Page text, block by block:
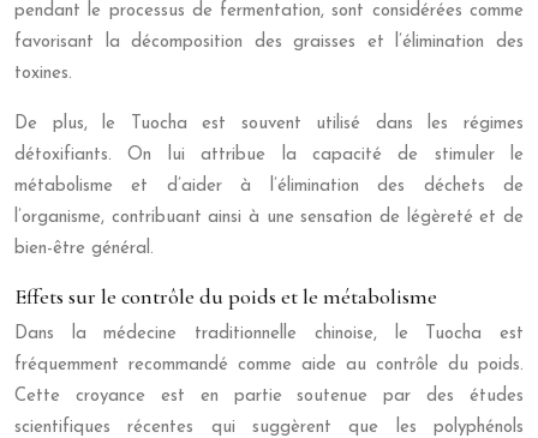
pendant le processus de fermentation, sont considérées comme
favorisant la décomposition des graisses et l’élimination des
toxines.
De plus, le Tuocha est souvent utilisé dans les régimes
détoxifiants. On lui attribue la capacité de stimuler le
métabolisme et d’aider à l’élimination des déchets de
l’organisme, contribuant ainsi à une sensation de légèreté et de
bien-être général.
Effets sur le contrôle du poids et le métabolisme
Dans la médecine traditionnelle chinoise, le Tuocha est
fréquemment recommandé comme aide au contrôle du poids.
Cette croyance est en partie soutenue par des études
scientifiques récentes qui suggèrent que les polyphénols